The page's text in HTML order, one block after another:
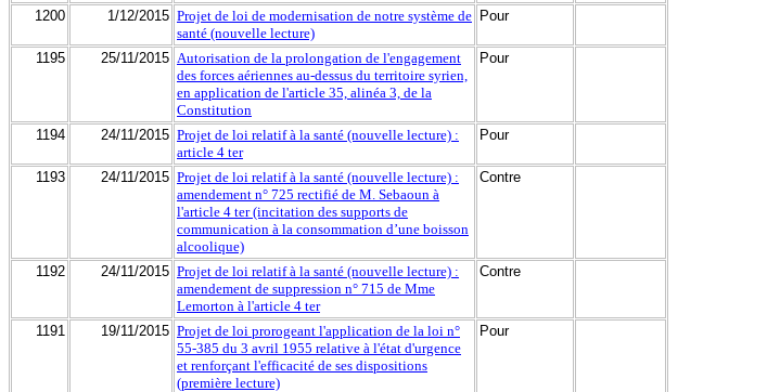
1200 1/12/2015 Projet de loi de modernisation de notre système de
santé (nouvelle lecture)
Pour
1195 25/11/2015 Autorisation de la prolongation de l'engagement
des forces aériennes au-dessus du territoire syrien,
en application de l'article 35, alinéa 3, de la
Constitution
Pour
1194 24/11/2015 Projet de loi relatif à la santé (nouvelle lecture) :
article 4 ter
Pour
1193 24/11/2015 Projet de loi relatif à la santé (nouvelle lecture) :
amendement n° 725 rectifié de M. Sebaoun à
l'article 4 ter (incitation des supports de
communication à la consommation d’une boisson
alcoolique)
Contre
1192 24/11/2015 Projet de loi relatif à la santé (nouvelle lecture) :
amendement de suppression n° 715 de Mme
Lemorton à l'article 4 ter
Contre
1191 19/11/2015 Projet de loi prorogeant l'application de la loi n°
55-385 du 3 avril 1955 relative à l'état d'urgence
et renforçant l'efficacité de ses dispositions
(première lecture)
Pour